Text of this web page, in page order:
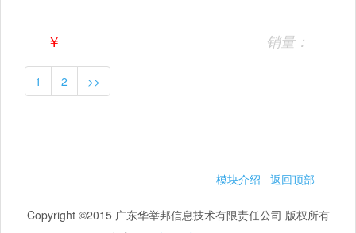
￥ 销量：
1 2 >>
模块介绍 返回顶部
Copyright ©2015 广东华举邦信息技术有限责任公司 版权所有